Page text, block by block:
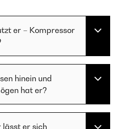
er – Kompressor
hinein und
hat er?
lässt er sich